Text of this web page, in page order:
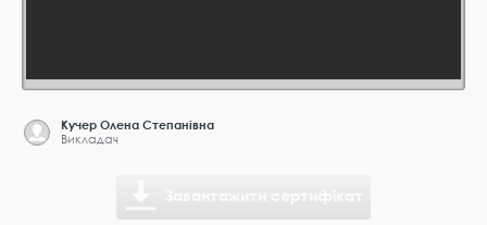
Кучер Олена Степанівна
Викладач